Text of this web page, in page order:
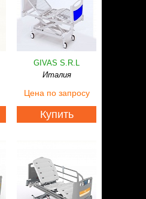
GIVAS S.R.L
Италия
Цена по запросу
Купить